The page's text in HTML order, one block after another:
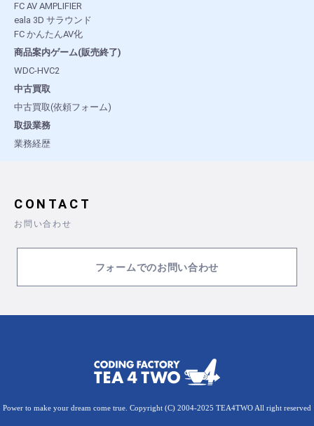
FC AV AMPLIFIER
eala 3D サラウンド
FC かんたんAV化
商品案内ゲーム(販売終了)
WDC-HVC2
中古買取
中古買取(依頼フォーム)
取扱業務
業務経歴
CONTACT
お問い合わせ
フォームでのお問い合わせ
Power to make your dream come true. Copyright (C) 2004-2025 TEA4TWO All right reserved